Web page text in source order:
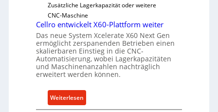
l
s
t
s
c
u
t
Zusätzliche Lagerkapazität oder weitere
CNC-Maschine
Cellro entwickelt X60-Plattform weiter
Das neue System Xcelerate X60 Next Gen
ermöglicht zerspanenden Betrieben einen
skalierbaren Einstieg in die CNC-
Automatisierung, wobei Lagerkapazitäten
und Maschinenanzahlen nachträglich
erweitert werden können.
Weiterlesen:
C